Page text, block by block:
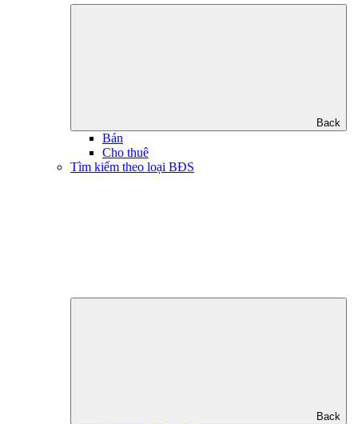
Back
Bán
Cho thuê
Tìm kiếm theo loại BĐS
Back